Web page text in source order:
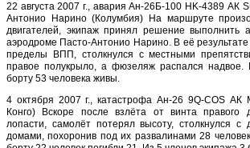
22 августа 2007 г., авария Ан-26Б-100 HK-4389 АК
Антонио Нарино (Колумбия) На маршруте
двигателей, экипаж принял решение выполнить
аэродроме Пасто-Антонио Нарино. В её
пределы ВПП, столкнулся с местными
правое полукрыло, а фюзеляж распался надвое.
борту 53 человека живы.
4 октября 2007 г., катастрофа Ан-26 9Q-COS АК
Конго) Вскоре после взлёта от винта правого
лопасти, самолёт потерял высоту, столкнулся
домами, похоронив под их развалинами 28